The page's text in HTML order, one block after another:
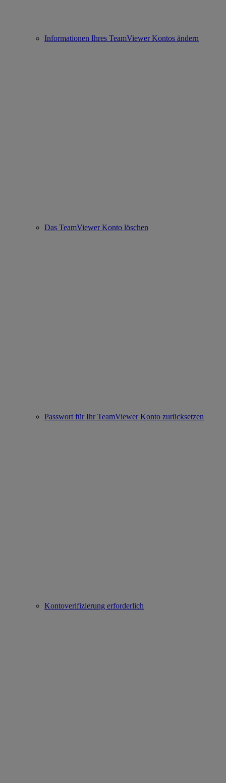
Informationen Ihres TeamViewer Kontos ändern
Das TeamViewer Konto löschen
Passwort für Ihr TeamViewer Konto zurücksetzen
Kontoverifizierung erforderlich